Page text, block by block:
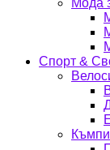
Мода
Спорт &